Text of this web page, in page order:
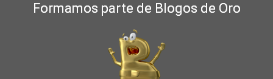
Formamos parte de Blogos de Oro